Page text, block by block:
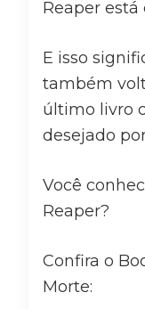
Reaper está
E isso
também
último livro
desejado
Você
Reaper?
Confira o
Morte: